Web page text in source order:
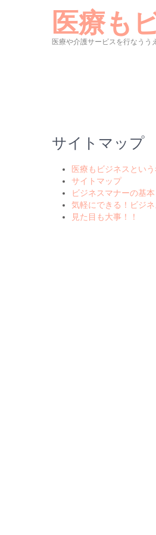
医療も
医療や介護サービスを行なうう
サイトマップ
医療もビジネスとい
サイトマップ
ビジネスマナーの基
気軽にできる！ビジ
見た目も大事！！